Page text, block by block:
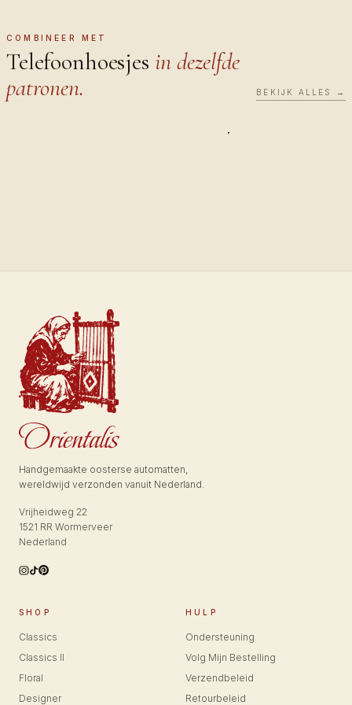
COMBINEER MET
Telefoonhoesjes in dezelfde
patronen.
BEKIJK ALLES →
Handgemaakte oosterse automatten,
wereldwijd verzonden vanuit Nederland.
Vrijheidweg 22
1521 RR Wormerveer
Nederland
SHOP
Classics
Classics II
Floral
Designer
HULP
Ondersteuning
Volg Mijn Bestelling
Verzendbeleid
Retourbeleid